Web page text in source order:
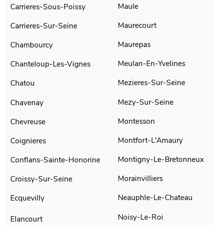
Carrieres-Sous-Poissy
Carrieres-Sur-Seine
Chambourcy
Chanteloup-Les-Vignes
Chatou
Chavenay
Chevreuse
Coignieres
Conflans-Sainte-Honorine
Croissy-Sur-Seine
Ecquevilly
Elancourt
Maule
Maurecourt
Maurepas
Meulan-En-Yvelines
Mezieres-Sur-Seine
Mezy-Sur-Seine
Montesson
Montfort-L'Amaury
Montigny-Le-Bretonneux
Morainvilliers
Neauphle-Le-Chateau
Noisy-Le-Roi